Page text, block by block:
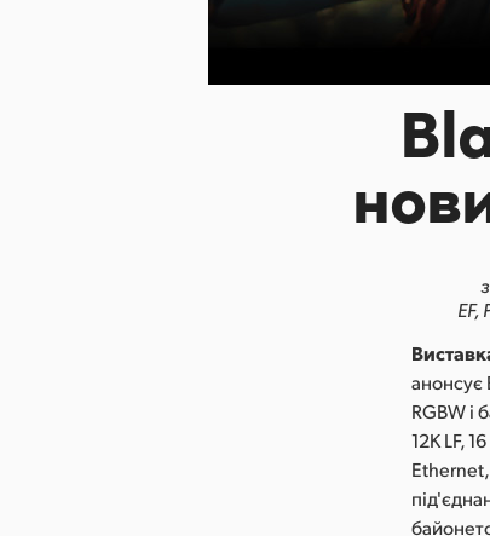
EF,
анонсує
RGBW і
12K LF,
Ethernet,